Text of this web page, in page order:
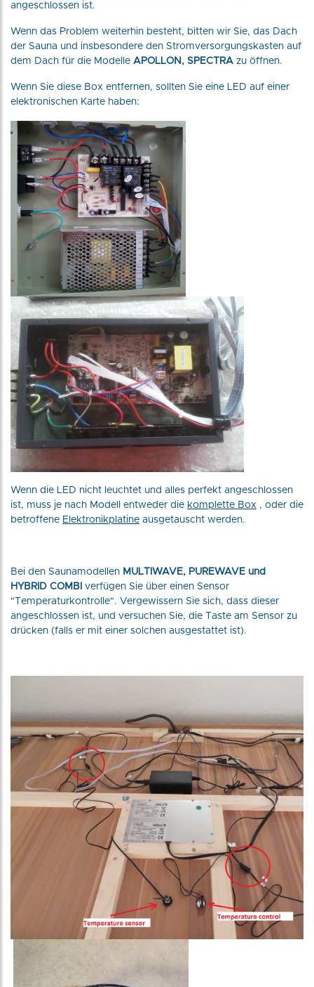
angeschlossen ist.
Wenn das Problem weiterhin besteht, bitten wir Sie, das Dach
der Sauna und insbesondere den Stromversorgungskasten auf
dem Dach für die Modelle APOLLON, SPECTRA zu öffnen.
Wenn Sie diese Box entfernen, sollten Sie eine LED auf einer
elektronischen Karte haben:
Wenn die LED nicht leuchtet und alles perfekt angeschlossen
ist, muss je nach Modell entweder die komplette Box , oder die
betroffene Elektronikplatine ausgetauscht werden.
Bei den Saunamodellen MULTIWAVE, PUREWAVE und
HYBRID COMBI verfügen Sie über einen Sensor
"Temperaturkontrolle". Vergewissern Sie sich, dass dieser
angeschlossen ist, und versuchen Sie, die Taste am Sensor zu
drücken (falls er mit einer solchen ausgestattet ist).